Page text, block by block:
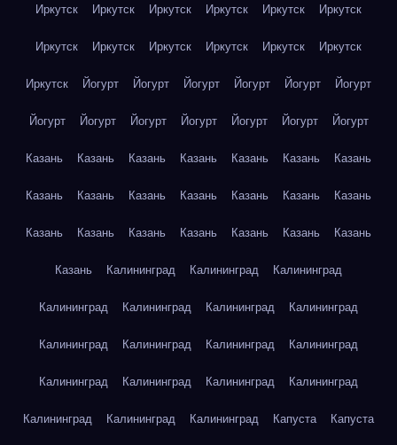
Иркутск Иркутск Иркутск Иркутск Иркутск Иркутск
Иркутск Иркутск Иркутск Иркутск Иркутск Иркутск
Иркутск Йогурт Йогурт Йогурт Йогурт Йогурт Йогурт
Йогурт Йогурт Йогурт Йогурт Йогурт Йогурт Йогурт
Казань Казань Казань Казань Казань Казань Казань
Казань Казань Казань Казань Казань Казань Казань
Казань Казань Казань Казань Казань Казань Казань
Казань Калининград Калининград Калининград
Калининград Калининград Калининград Калининград
Калининград Калининград Калининград Калининград
Калининград Калининград Калининград Калининград
Калининград Калининград Калининград Капуста Капуста